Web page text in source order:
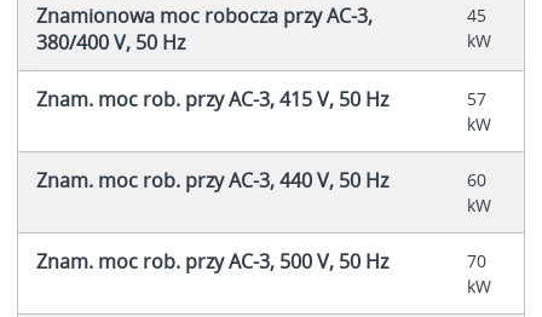
Znamionowa moc robocza przy AC-3,
380/400 V, 50 Hz
45
kW
Znam. moc rob. przy AC-3, 415 V, 50 Hz
57
kW
Znam. moc rob. przy AC-3, 440 V, 50 Hz
60
kW
Znam. moc rob. przy AC-3, 500 V, 50 Hz
70
kW